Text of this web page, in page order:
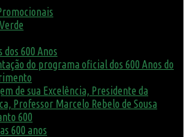
dos 600 Anos
do programa oficial dos 600 Anos do
de sua Excelência, Presidente da
Professor Marcelo Rebelo de Sousa
600
600 anos